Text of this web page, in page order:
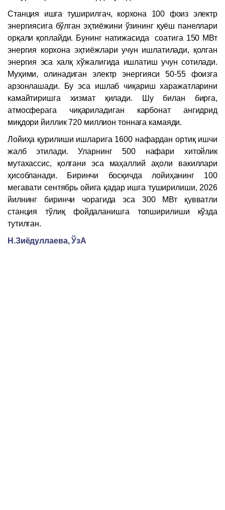
Станция ишга туширилгач, корхона 100 фоиз электр
энергиясига бўлган эҳтиёжини ўзининг қуёш панеллари
орқали қоплайди. Бунинг натижасида соатига 150 МВт
энергия корхона эҳтиёжлари учун ишлатилади, қолган
энергия эса халқ хўжалигида ишлатиш учун сотилади.
Муҳими, олинадиган электр энергияси 50-55 фоизга
арзонлашади. Бу эса ишлаб чиқариш харажатларини
камайтиришга хизмат қилади. Шу билан бирга,
атмосферага чиқариладиган карбонат ангидрид
миқдори йиллик 720 миллион тоннага камаяди.
Лойиҳа қурилиши ишларига 1600 нафардан ортиқ ишчи
жалб этилади. Уларнинг 500 нафари хитойлик
мутахассис, қолгани эса маҳаллий аҳоли вакиллари
ҳисобланади. Биринчи босқичда лойиҳанинг 100
мегавати сентябрь ойига қадар ишга туширилиши, 2026
йилнинг биринчи чорагида эса 300 МВт қувватли
станция тўлиқ фойдаланишга топширилиши кўзда
тутилган.
Н.Зиёдуллаева, ЎзА